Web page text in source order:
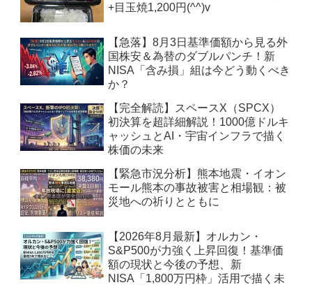
+目玉焼1,200円(^^)v
【急落】8月3日基準価額から見る外
国株安＆為替のダブルパンチ！新
NISA「含み損」組は今どう動くべき
か？
【完全解読】スペースX（SPCX）
初決算を超詳細解説！1000億ドルキ
ャッシュとAI・宇宙インフラで描く
株価の未来
【緊急市況分析】熊本地震・イオン
モール熊本の事故被害と相場観：被
災地への祈りとともに
【2026年8月最新】オルカン・
S&P500が力強く上昇回復！基準価
額の現状と今後の予想、新
NISA「1,800万円枠」活用で描く未